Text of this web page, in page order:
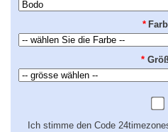
*
*
Ich stimme den Code